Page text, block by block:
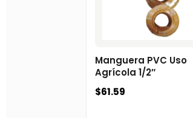
Manguera PVC Uso
Agrícola 1/2″
$61.59